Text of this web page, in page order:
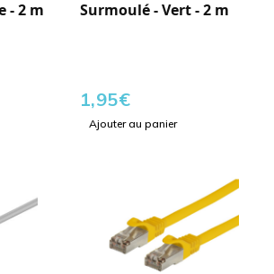
- 2 m
Surmoulé - Vert - 2 m
1,95€
Ajouter au panier